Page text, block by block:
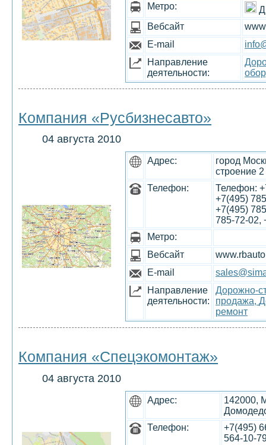
Метро:
Вебсайт
E-mail
Направление
деятельности:
Компания «Русбизнесавто»
04 августа 2010
Адрес:
город
строение 2
Телефон:
Телефон:
+7(495)
+7(495)
785-72-02,
Метро:
Вебсайт
E-mail
Направление
деятельности:
Дорожно-
продажа,
ремонт
Компания «Спецэкомонтаж»
04 августа 2010
Адрес:
142000,
Телефон:
+7(495)
564-10-